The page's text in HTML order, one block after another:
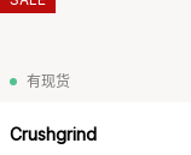
有现货
Crushgrind